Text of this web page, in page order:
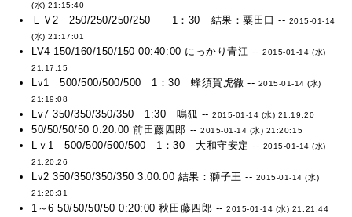
(水) 21:15:40
ＬＶ2 250/250/250/250 1：30 結果：粟田口 -- 2015-01-14
(水) 21:17:01
LV4 150/160/150/150 00:40:00 にっかり青江 --2015-01-14 (水)
21:17:15
Lv1 500/500/500/500 1：30 蜂須賀虎徹 -- 2015-01-14 (水)
21:19:08
Lv7 350/350/350/350 1:30 鳴狐 --2015-01-14 (水) 21:19:20
50/50/50/50 0:20:00 前田藤四郎 --2015-01-14 (水) 21:20:15
Lｖ1 500/500/500/500 1：30 大和守安定 -- 2015-01-14 (水)
21:20:26
Lv2 350/350/350/350 3:00:00 結果：獅子王 -- 2015-01-14 (水)
21:20:31
1～6 50/50/50/50 0:20:00 秋田藤四郎 --2015-01-14 (水) 21:21:44